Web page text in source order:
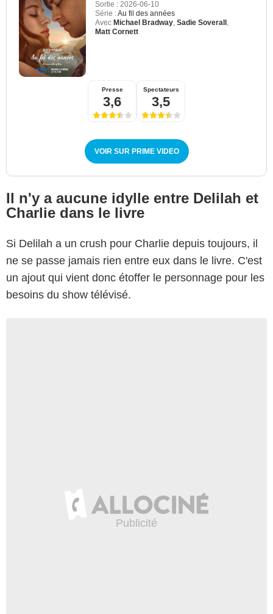
Sortie : 2026-06-10
Série :Au fil des années
Avec Michael Bradway Sadie Soverall
Matt Cornett
Presse
3,6
Spectateurs
3,5
VOIR SUR PRIME VIDEO
Il n'y a aucune idylle entre Delilah et
Charlie dans le livre
Si Delilah a un crush pour Charlie depuis toujours, il
ne se passe jamais rien entre eux dans le livre. C'est
un ajout qui vient donc étoffer le personnage pour les
besoins du show télévisé.